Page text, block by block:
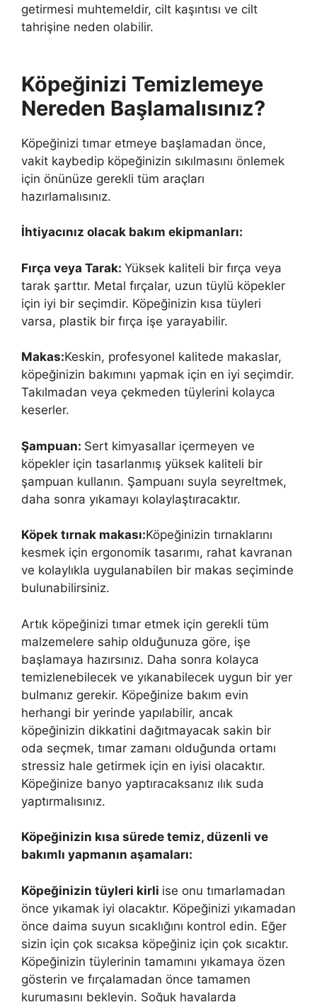
getirmesi muhtemeldir, cilt kaşıntısı ve cilt
tahrişine neden olabilir.
Köpeğinizi Temizlemeye
Nereden Başlamalısınız?
Köpeğinizi tımar etmeye başlamadan önce,
vakit kaybedip köpeğinizin sıkılmasını önlemek
için önünüze gerekli tüm araçları
hazırlamalısınız.
İhtiyacınız olacak bakım ekipmanları:
Fırça veya Tarak: Yüksek kaliteli bir fırça veya
tarak şarttır. Metal fırçalar, uzun tüylü köpekler
için iyi bir seçimdir. Köpeğinizin kısa tüyleri
varsa, plastik bir fırça işe yarayabilir.
Makas:Keskin, profesyonel kalitede makaslar,
köpeğinizin bakımını yapmak için en iyi seçimdir.
Takılmadan veya çekmeden tüylerini kolayca
keserler.
Şampuan: Sert kimyasallar içermeyen ve
köpekler için tasarlanmış yüksek kaliteli bir
şampuan kullanın. Şampuanı suyla seyreltmek,
daha sonra yıkamayı kolaylaştıracaktır.
Köpek tırnak makası:Köpeğinizin tırnaklarını
kesmek için ergonomik tasarımı, rahat kavranan
ve kolaylıkla uygulanabilen bir makas seçiminde
bulunabilirsiniz.
Artık köpeğinizi tımar etmek için gerekli tüm
malzemelere sahip olduğunuza göre, işe
başlamaya hazırsınız. Daha sonra kolayca
temizlenebilecek ve yıkanabilecek uygun bir yer
bulmanız gerekir. Köpeğinize bakım evin
herhangi bir yerinde yapılabilir, ancak
köpeğinizin dikkatini dağıtmayacak sakin bir
oda seçmek, tımar zamanı olduğunda ortamı
stressiz hale getirmek için en iyisi olacaktır.
Köpeğinize banyo yaptıracaksanız ılık suda
yaptırmalısınız.
Köpeğinizin kısa sürede temiz, düzenli ve
bakımlı yapmanın aşamaları:
Köpeğinizin tüyleri kirli ise onu tımarlamadan
önce yıkamak iyi olacaktır. Köpeğinizi yıkamadan
önce daima suyun sıcaklığını kontrol edin. Eğer
sizin için çok sıcaksa köpeğiniz için çok sıcaktır.
Köpeğinizin tüylerinin tamamını yıkamaya özen
gösterin ve fırçalamadan önce tamamen
kurumasını bekleyin. Soğuk havalarda